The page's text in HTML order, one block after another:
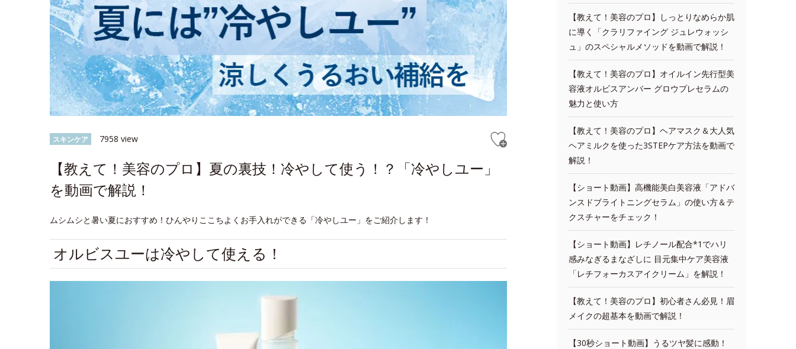
スキンケア 7958 view
【教えて！美容のプロ】夏の裏技！冷やして使う！？「冷やしユー」
を動画で解説！
ムシムシと暑い夏におすすめ！ひんやりここちよくお手入れができる「冷やしユー」をご紹介します！
オルビスユーは冷やして使える！
【教えて！美容のプロ】しっとりなめらか肌
に導く「クラリファイング ジュレウォッシ
ュ」のスペシャルメソッドを動画で解説！
【教えて！美容のプロ】オイルイン先行型美
容液オルビスアンバー グロウプレセラムの
魅力と使い方
【教えて！美容のプロ】ヘアマスク＆大人気
ヘアミルクを使った3STEPケア方法を動画で
解説！
【ショート動画】高機能美白美容液「アドバ
ンスドブライトニングセラム」の使い方＆テ
クスチャーをチェック！
【ショート動画】レチノール配合*1でハリ
感みなぎるまなざしに 目元集中ケア美容液
「レチフォーカスアイクリーム」を解説！
【教えて！美容のプロ】初心者さん必見！眉
メイクの超基本を動画で解説！
【30秒ショート動画】うるツヤ髪に感動！